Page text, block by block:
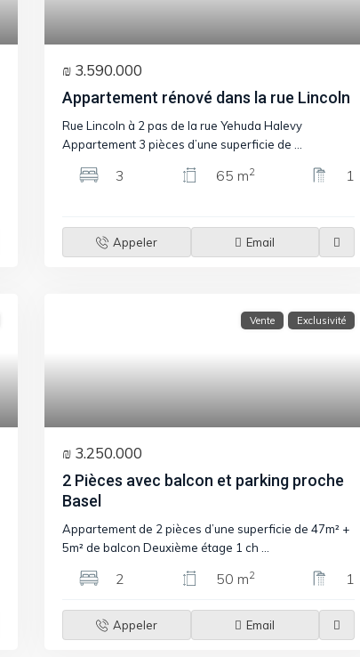
₪ 3.590.000
Appartement rénové dans la rue Lincoln
Rue Lincoln à 2 pas de la rue Yehuda Halevy
Appartement 3 pièces d’une superficie de ...
3 65 m2 1
Appeler Email
Vente Exclusivité
₪ 3.250.000
2 Pièces avec balcon et parking proche
Basel
Appartement de 2 pièces d’une superficie de 47m² +
5m² de balcon Deuxième étage 1 ch
2 50 m2 1
Appeler Email